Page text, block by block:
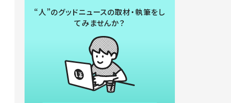
“人”のグッドニュースの取材・執筆をし
てみませんか？